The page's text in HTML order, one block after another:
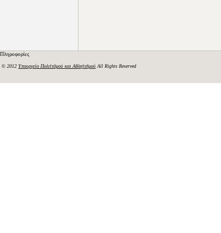
Πληροφορίες
© 2012 Υπουργείο Πολιτισμού και Αθλητισμού All Rights Reserved